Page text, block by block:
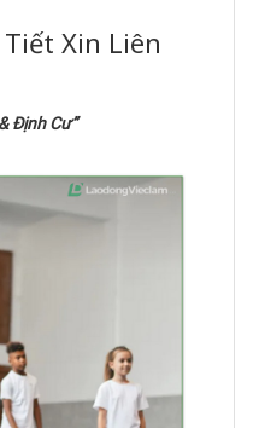
Tiết Xin Liên
Định Cư”